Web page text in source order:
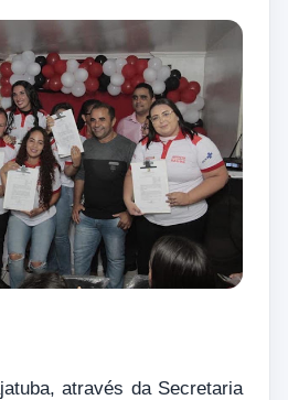
através da Secretaria